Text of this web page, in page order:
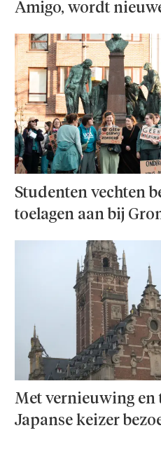
Amigo, wordt
Studenten vechten
toelagen aan bij
Met vernieuwing en
Japanse keizer